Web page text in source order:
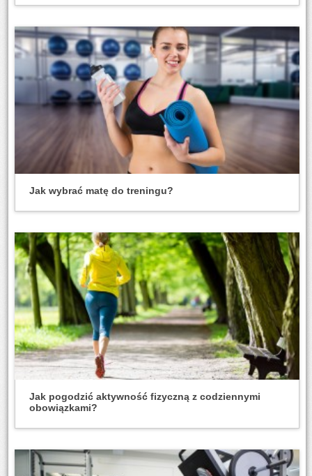
Jak wybrać matę do treningu?
Jak pogodzić aktywność fizyczną z codziennymi
obowiązkami?